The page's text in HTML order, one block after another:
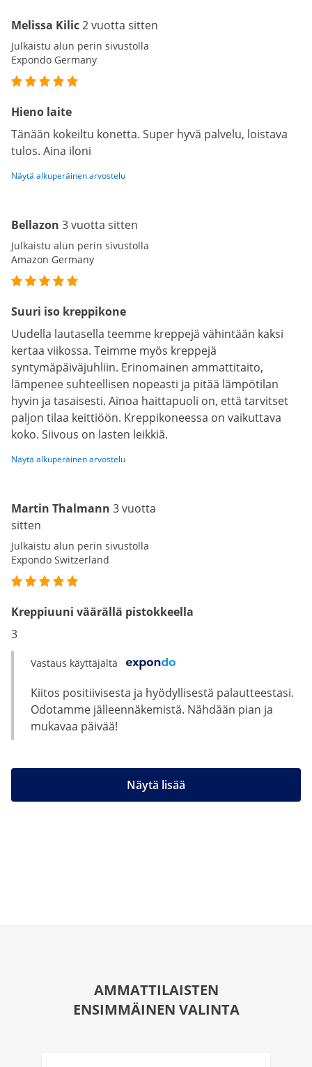
Melissa Kilic2 vuotta sitten
Julkaistu alun perin sivustolla
Expondo Germany
Hieno laite
Tänään kokeiltu konetta. Super hyvä palvelu, loistava
tulos. Aina iloni
Näytä alkuperäinen arvostelu
Bellazon 3 vuotta sitten
Julkaistu alun perin sivustolla
Amazon Germany
Suuri iso kreppikone
Uudella lautasella teemme kreppejä vähintään kaksi
kertaa viikossa. Teimme myös kreppejä
syntymäpäiväjuhliin. Erinomainen ammattitaito,
lämpenee suhteellisen nopeasti ja pitää lämpötilan
hyvin ja tasaisesti. Ainoa haittapuoli on, että tarvitset
paljon tilaa keittiöön. Kreppikoneessa on vaikuttava
koko. Siivous on lasten leikkiä.
Näytä alkuperäinen arvostelu
Martin Thalmann 3 vuotta
sitten
Julkaistu alun perin sivustolla
Expondo Switzerland
Kreppiuuni väärällä pistokkeella
3
Vastaus käyttäjältä
Kiitos positiivisesta ja hyödyllisestä palautteestasi.
Odotamme jälleennäkemistä. Nähdään pian ja
mukavaa päivää!
Näytä lisää
AMMATTILAISTEN
ENSIMMÄINEN VALINTA